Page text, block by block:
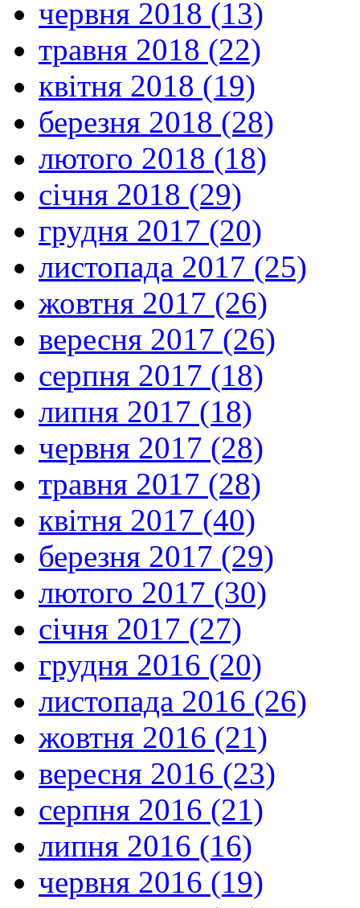
червня 2018 (13)
травня 2018 (22)
квітня 2018 (19)
березня 2018 (28)
лютого 2018 (18)
січня 2018 (29)
грудня 2017 (20)
листопада 2017 (25)
жовтня 2017 (26)
вересня 2017 (26)
серпня 2017 (18)
липня 2017 (18)
червня 2017 (28)
травня 2017 (28)
квітня 2017 (40)
березня 2017 (29)
лютого 2017 (30)
січня 2017 (27)
грудня 2016 (20)
листопада 2016 (26)
жовтня 2016 (21)
вересня 2016 (23)
серпня 2016 (21)
липня 2016 (16)
червня 2016 (19)